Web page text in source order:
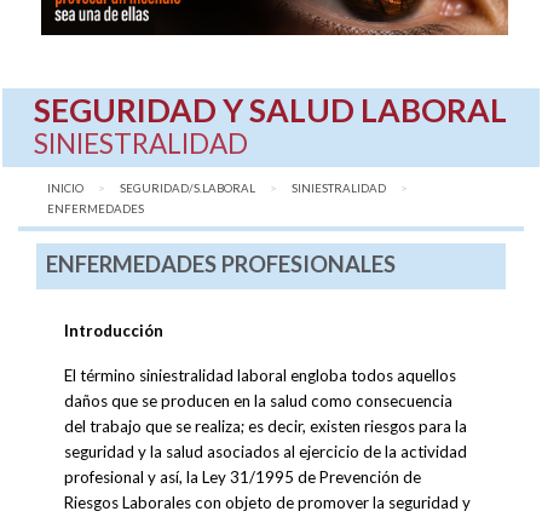
SEGURIDAD Y SALUD LABORAL
SINIESTRALIDAD
INICIO SEGURIDAD/S.LABORAL
SINIESTRALIDAD
AQUÍ:
ENFERMEDADES
ENFERMEDADES PROFESIONALES
Introducción
El término siniestralidad laboral engloba todos aquellos
daños que se producen en la salud como consecuencia
del trabajo que se realiza; es decir, existen riesgos para la
seguridad y la salud asociados al ejercicio de la actividad
profesional y así, la Ley 31/1995 de Prevención de
Riesgos Laborales con objeto de promover la seguridad y